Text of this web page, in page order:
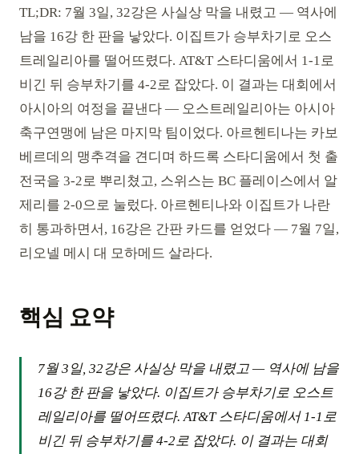
TL;DR: 7월 3일, 32강은 사실상 막을 내렸고 — 역사에
남을 16강 한 판을 낳았다. 이집트가 승부차기로 오스
트레일리아를 떨어뜨렸다. AT&T 스타디움에서 1-1로
비긴 뒤 승부차기를 4-2로 잡았다. 이 결과는 대회에서
아시아의 여정을 끝낸다 — 오스트레일리아는 아시아
축구연맹에 남은 마지막 팀이었다. 아르헨티나는 카보
베르데의 맹추격을 견디며 하드록 스타디움에서 첫 출
전국을 3-2로 뿌리쳤고, 스위스는 BC 플레이스에서 알
제리를 2-0으로 눌렀다. 아르헨티나와 이집트가 나란
히 통과하면서, 16강은 간판 카드를 얻었다 — 7월 7일,
리오넬 메시 대 모하메드 살라다.
핵심 요약
7월 3일, 32강은 사실상 막을 내렸고 — 역사에 남을
16강 한 판을 낳았다. 이집트가 승부차기로 오스트
레일리아를 떨어뜨렸다. AT&T 스타디움에서 1-1로
비긴 뒤 승부차기를 4-2로 잡았다. 이 결과는 대회